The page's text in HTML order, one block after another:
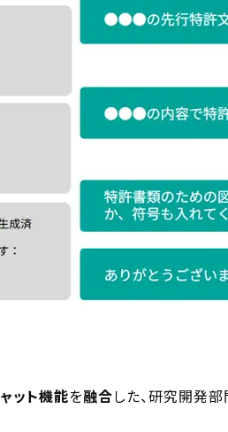
ット機能を融合した、研究開発